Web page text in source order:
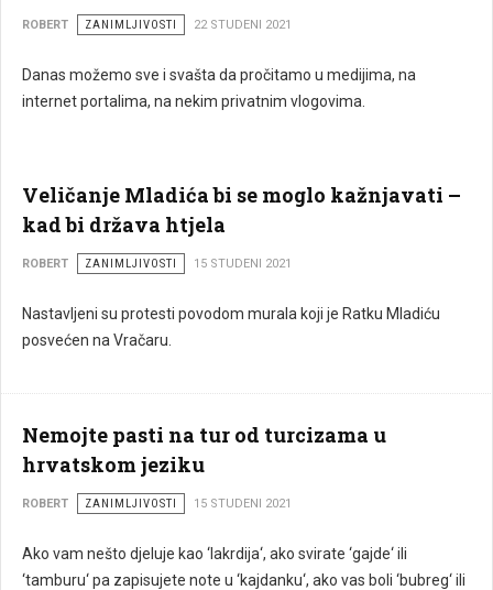
ROBERT ZANIMLJIVOSTI 22 STUDENI 2021
Danas možemo sve i svašta da pročitamo u medijima, na
internet portalima, na nekim privatnim vlogovima.
Veličanje Mladića bi se moglo kažnjavati –
kad bi država htjela
ROBERT ZANIMLJIVOSTI 15 STUDENI 2021
Nastavljeni su protesti povodom murala koji je Ratku Mladiću
posvećen na Vračaru.
Nemojte pasti na tur od turcizama u
hrvatskom jeziku
ROBERT ZANIMLJIVOSTI 15 STUDENI 2021
Ako vam nešto djeluje kao ‘lakrdija‘, ako svirate ‘gajde‘ ili
‘tamburu‘ pa zapisujete note u ‘kajdanku‘, ako vas boli ‘bubreg‘ ili